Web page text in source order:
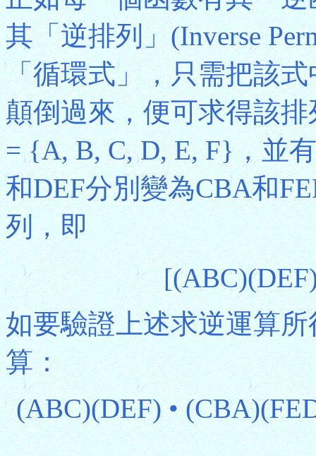
其「逆排列」(Inverse
「循環式」，只需把該
顛倒過來，便可求得該
= {A, B, C, D, E, F}，並
和DEF分別變為CBA和
列，即
如要驗證上述求逆運算
算：
(ABC)(DEF) •